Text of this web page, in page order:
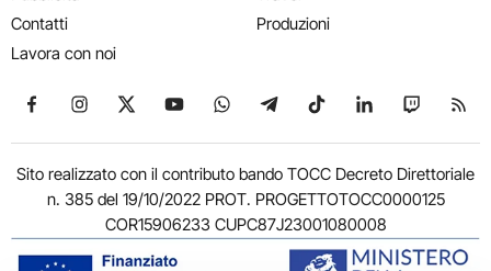
Contatti
Lavora con noi
Produzioni
Seguici su Facebook
Seguici su Instagram
Seguici su X
Seguici su YouTube
Seguici su WhatsApp
Seguici su Telegram
Seguici su TikTok
Seguici su
Seguici
Sito realizzato con il contributo bando TOCC Decreto Direttoriale
n. 385 del 19/10/2022 PROT. PROGETTOTOCC0000125
COR15906233 CUPC87J23001080008